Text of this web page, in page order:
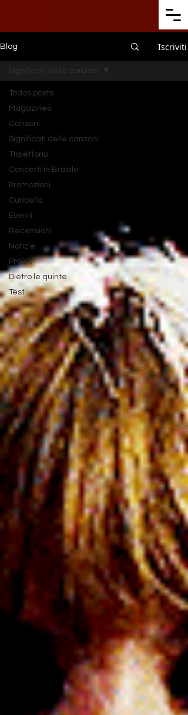
Blog Iscriviti
Todos posts
Magazines
Canzoni
Significati delle canzoni
Traiettoria
Concerti in Brasile
Promozioni
Curiosita
Eventi
Recensioni
Notizie
PMBR
Dietro le quinte
Test
Significati delle canzoni